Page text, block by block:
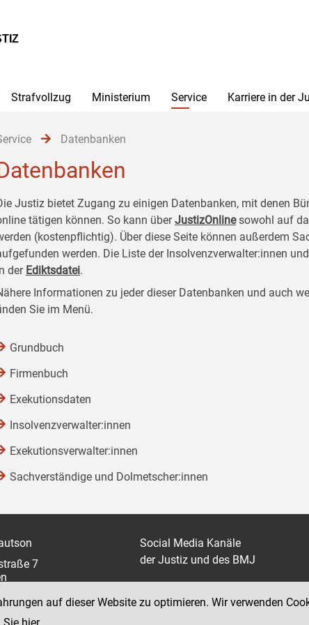
Strafvollzug Ministerium Service Karriere in der
Datenbanken
Justiz bietet Zugang zu einigen Datenbanken, mit denen
tätigen können. So kann überJustizOnlinesowohl auf
(kostenpflichtig). Über diese Seite können außerdem
werden. Die Liste der Insolvenzverwalter:innen
der Ediktsdatei.
Informationen zu jeder dieser Datenbanken und auch
Sie im Menü.
Grundbuch
Firmenbuch
Exekutionsdaten
Insolvenzverwalter:innen
Exekutionsverwalter:innen
Sachverständige und Dolmetscher:innen
7
Social Media Kanäle
der Justiz und des BMJ
auf dieser Website zu optimieren. Wir verwenden